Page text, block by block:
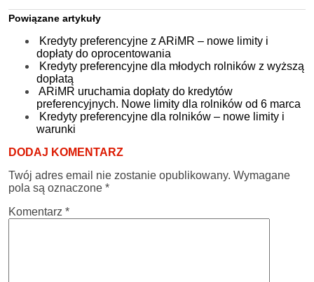
Powiązane artykuły
Kredyty preferencyjne z ARiMR – nowe limity i
dopłaty do oprocentowania
Kredyty preferencyjne dla młodych rolników z wyższą
dopłatą
ARiMR uruchamia dopłaty do kredytów
preferencyjnych. Nowe limity dla rolników od 6 marca
Kredyty preferencyjne dla rolników – nowe limity i
warunki
DODAJ KOMENTARZ
Twój adres email nie zostanie opublikowany. Wymagane
pola są oznaczone *
Komentarz *